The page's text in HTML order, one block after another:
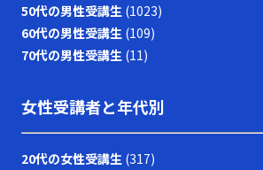
50代の男性受講生 (1023)
60代の男性受講生 (109)
70代の男性受講生 (11)
女性受講者と年代別
20代の女性受講生 (317)